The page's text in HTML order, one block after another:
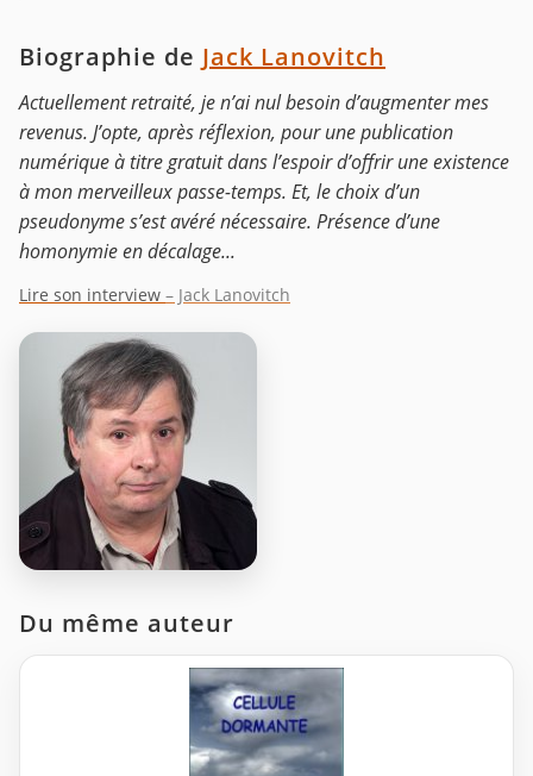
Biographie de Jack Lanovitch
Actuellement retraité, je n’ai nul besoin d’augmenter mes
revenus. J’opte, après réflexion, pour une publication
numérique à titre gratuit dans l’espoir d’offrir une existence
à mon merveilleux passe-temps. Et, le choix d’un
pseudonyme s’est avéré nécessaire. Présence d’une
homonymie en décalage...
Lire son interview – Jack Lanovitch
Du même auteur